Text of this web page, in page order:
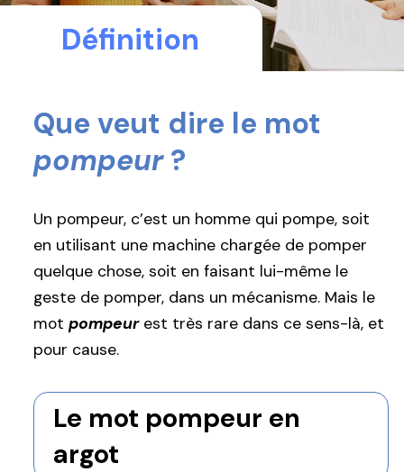
Définition
Que veut dire le mot
pompeur?
Un pompeur, c’est un homme qui pompe, soit
en utilisant une machine chargée de pomper
quelque chose, soit en faisant lui-même le
geste de pomper, dans un mécanisme. Mais le
mot pompeurest très rare dans ce sens-là, et
pour cause.
Le mot pompeur en
argot